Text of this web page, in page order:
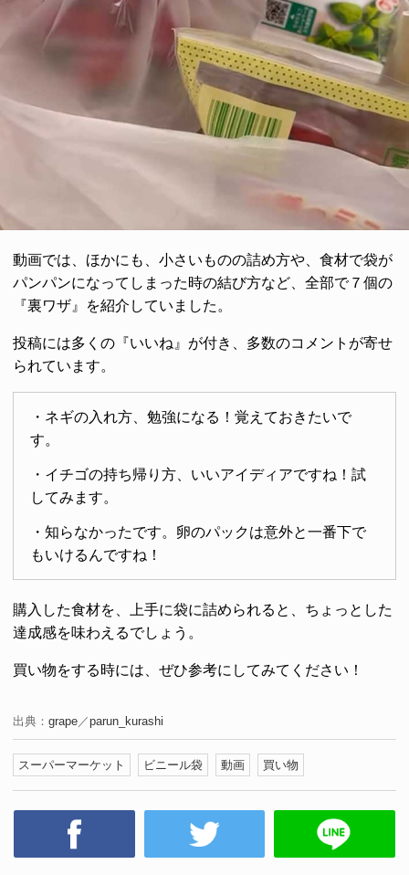
動画では、ほかにも、小さいものの詰め方や、食材で袋が
パンパンになってしまった時の結び方など、全部で７個の
『裏ワザ』を紹介していました。
投稿には多くの『いいね』が付き、多数のコメントが寄せ
られています。
・ネギの入れ方、勉強になる！覚えておきたいで
す。
・イチゴの持ち帰り方、いいアイディアですね！試
してみます。
・知らなかったです。卵のパックは意外と一番下で
もいけるんですね！
購入した食材を、上手に袋に詰められると、ちょっとした
達成感を味わえるでしょう。
買い物をする時には、ぜひ参考にしてみてください！
出典： grape／parun_kurashi
スーパーマーケット ビニール袋 動画 買い物